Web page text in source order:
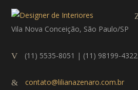
Vila Nova Conceição, São Paulo/SP
(11) 5535-8051 | (11) 98199-4322
contato@lilianazenaro.com.br